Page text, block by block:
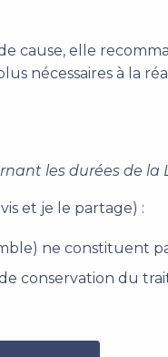
cause, elle
nécessaires à la
les durées de
et je le partage) :
ne constituent
conservation du